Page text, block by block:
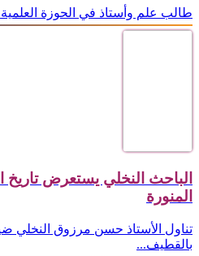
طالب علم وأستاذ في الحوزة
الباحث النخلي يستعرض تاريخ
المنورة
تناول الأستاذ حسن مرزوق النخلي
بالقطيف...